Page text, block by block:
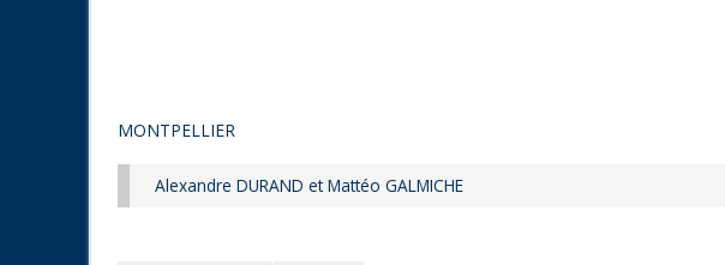
MONTPELLIER
Alexandre DURAND et Mattéo GALMICHE